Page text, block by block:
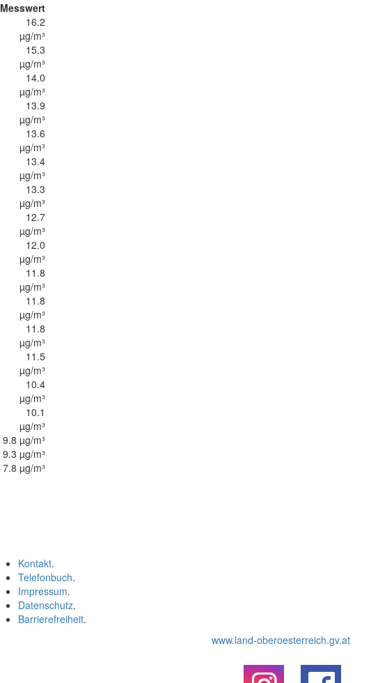
Messwert
16.2
µg/m³
15.3
µg/m³
14.0
µg/m³
13.9
µg/m³
13.6
µg/m³
13.4
µg/m³
13.3
µg/m³
12.7
µg/m³
12.0
µg/m³
11.8
µg/m³
11.8
µg/m³
11.8
µg/m³
11.5
µg/m³
10.4
µg/m³
10.1
µg/m³
9.8 µg/m³
9.3 µg/m³
7.8 µg/m³
Kontakt.
Telefonbuch.
Impressum.
Datenschutz.
Barrierefreiheit.
www.land-oberoesterreich.gv.at